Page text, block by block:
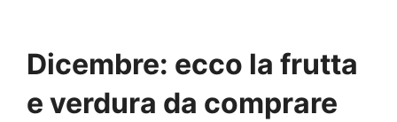
Dicembre: ecco la frutta
e verdura da comprare